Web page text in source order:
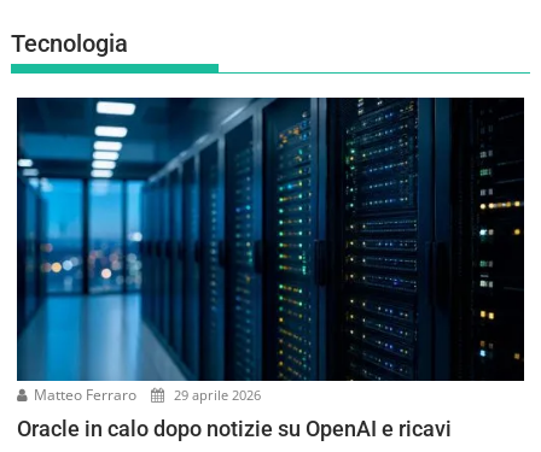
Tecnologia
Matteo Ferraro 29 aprile 2026
Oracle in calo dopo notizie su OpenAI e ricavi